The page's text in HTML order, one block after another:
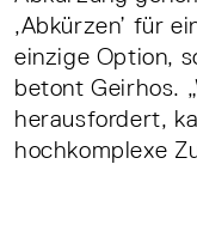
,Abkürzen’ für
einzige Option,
betont Geirhos.
herausfordert,
hochkomplexe